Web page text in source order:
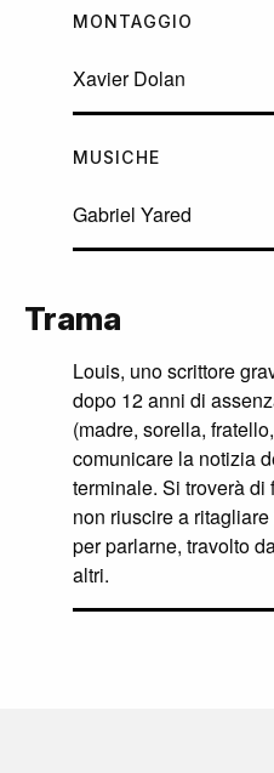
MONTAGGIO
Xavier Dolan
MUSICHE
Gabriel Yared
Trama
Louis, uno scrittore
dopo 12 anni di
(madre, sorella,
comunicare la notizia
terminale. Si troverà
non riuscire a
per parlarne, travolto
altri.